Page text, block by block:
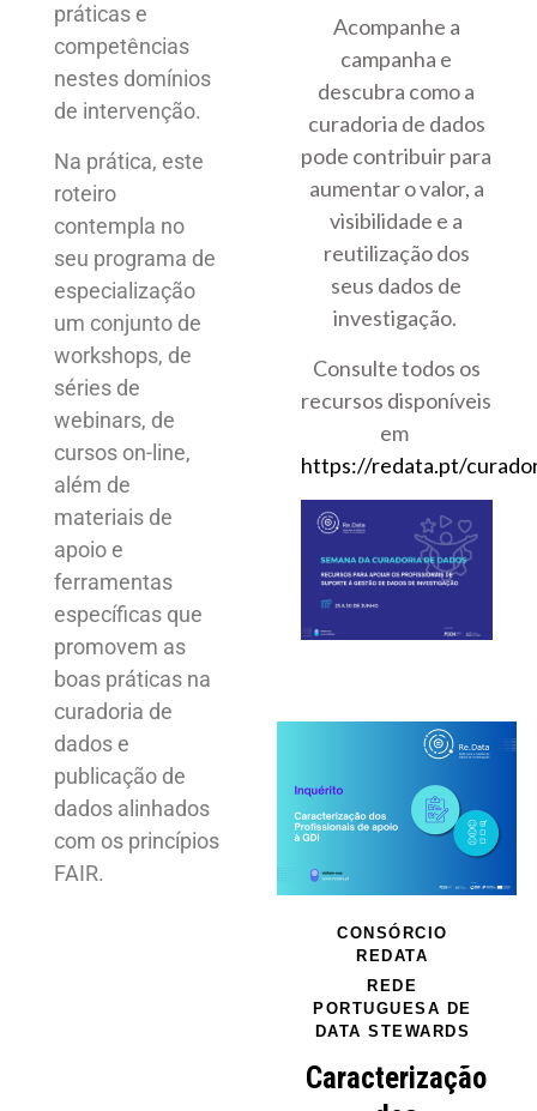
Acompanhe a
campanha e
descubra como a
curadoria de dados
pode contribuir para
aumentar o valor, a
visibilidade e a
reutilização dos
seus dados de
investigação.
Consulte todos os
recursos disponíveis
em
https://redata.pt/
práticas e
competências
nestes domínios
de intervenção.
Na prática, este
roteiro
contempla no
seu programa de
especialização
um conjunto de
workshops, de
séries de
webinars, de
cursos on-line,
além de
materiais de
apoio e
ferramentas
específicas que
promovem as
boas práticas na
curadoria de
dados e
publicação de
dados alinhados
com os princípios
FAIR.
CONSÓRCIO
REDATA
REDE
PORTUGUESA DE
DATA STEWARDS
Caracterização